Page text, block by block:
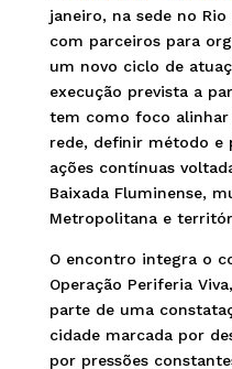
janeiro, na sede no
com parceiros para
um novo ciclo de
execução prevista a
tem como foco
rede, definir método e
ações contínuas
Baixada Fluminense,
Metropolitana e
O encontro integra o
Operação Periferia
parte de uma
cidade marcada por
por pressões